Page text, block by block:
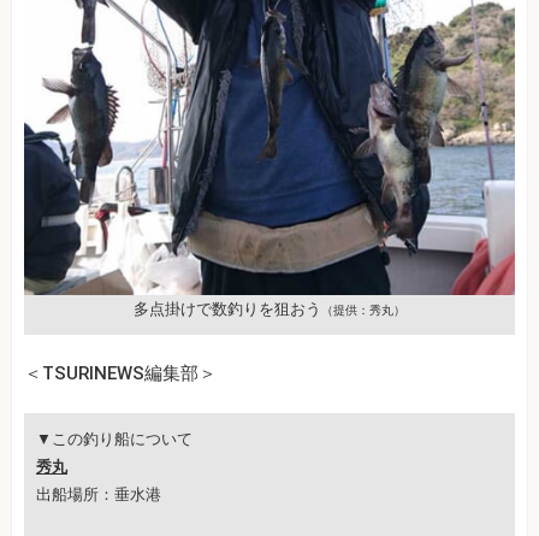
多点掛けで数釣りを狙おう （提供：秀丸）
＜TSURINEWS編集部＞
▼この釣り船について
秀丸
出船場所：垂水港